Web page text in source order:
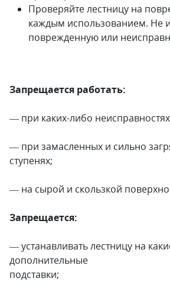
Проверяйте лестницу на
каждым использованием. Не
поврежденную или
Запрещается работать:
— при каких-либо
— при замасленных и сильно
ступенях;
— на сырой и скользкой
Запрещается:
— устанавливать лестницу на
дополнительные
подставки;